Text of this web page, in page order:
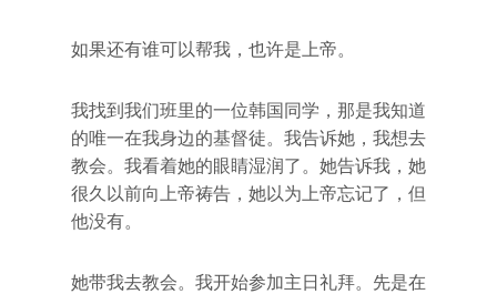
如果还有谁可以帮我，也许是上帝。
我找到我们班里的一位韩国同学，那是我知道
的唯一在我身边的基督徒。我告诉她，我想去
教会。我看着她的眼睛湿润了。她告诉我，她
很久以前向上帝祷告，她以为上帝忘记了，但
他没有。
她带我去教会。我开始参加主日礼拜。先是在